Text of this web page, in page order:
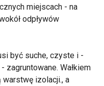
miejscach - na
odpływów
być suche, czyste i -
zagruntowane. Wałkiem
izolacji., a